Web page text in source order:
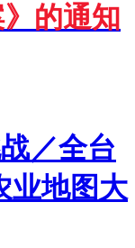
的通知
／全台
业地图大